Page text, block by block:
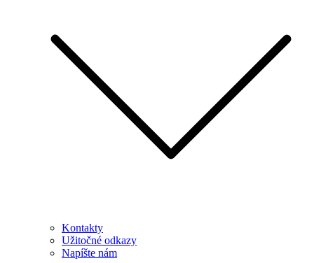
Kontakty
Užitočné odkazy
Napíšte nám